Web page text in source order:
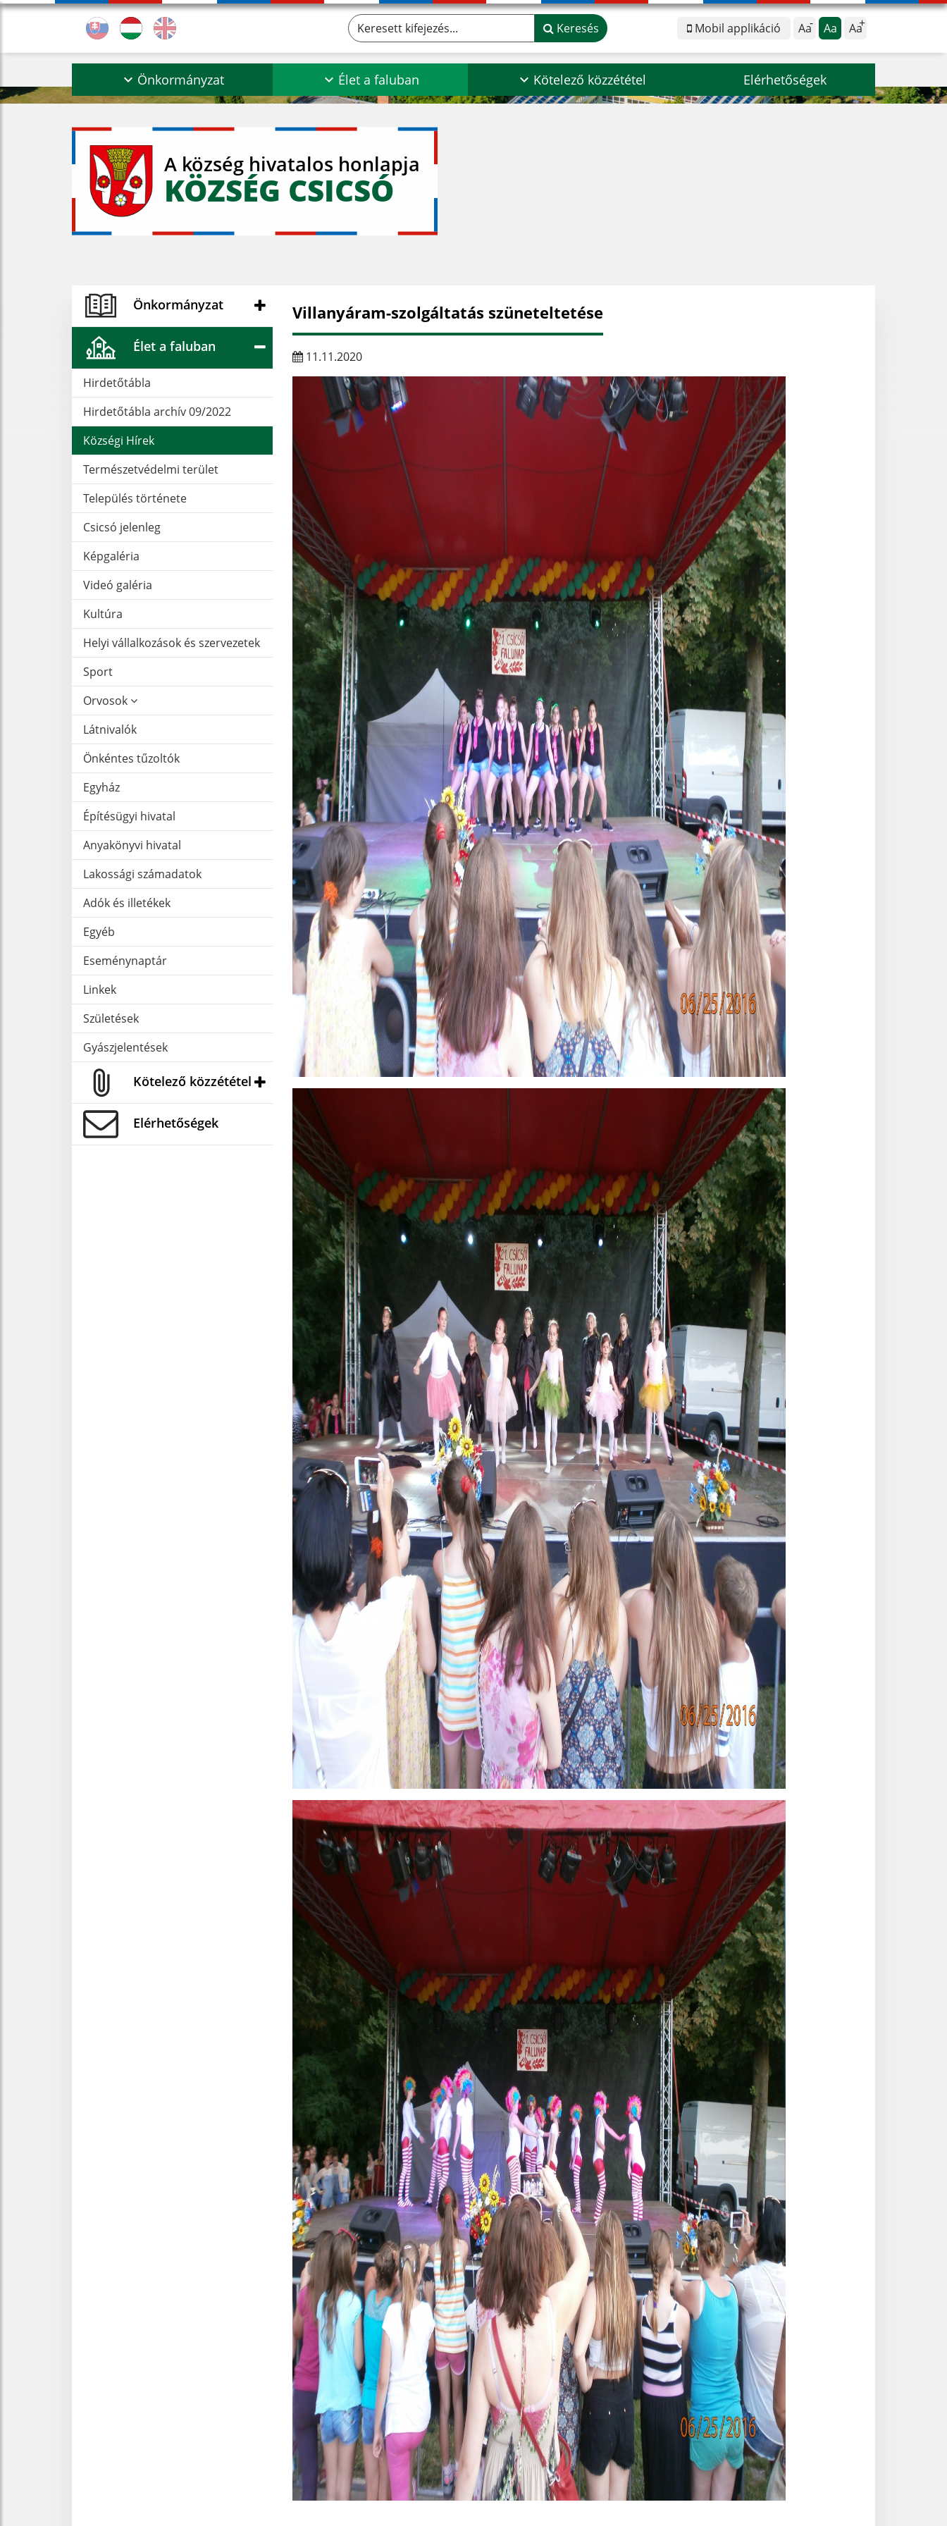
Mobil applikáció Aa Aa Aa
Keresett kifejezés... Keresés
Önkormányzat Élet a faluban Kötelező közzététel Elérhetőségek
A község hivatalos honlapja
KÖZSÉG CSICSÓ
Önkormányzat
Élet a faluban
Hirdetőtábla
Hirdetőtábla archív 09/2022
Községi Hírek
Természetvédelmi terület
Település története
Csicsó jelenleg
Képgaléria
Videó galéria
Kultúra
Helyi vállalkozások és szervezetek
Sport
Orvosok
Látnivalók
Önkéntes tűzoltók
Egyház
Építésügyi hivatal
Anyakönyvi hivatal
Lakossági számadatok
Adók és illetékek
Egyéb
Eseménynaptár
Linkek
Születések
Gyászjelentések
Kötelező közzététel
Elérhetőségek
Villanyáram-szolgáltatás szüneteltetése
11.11.2020